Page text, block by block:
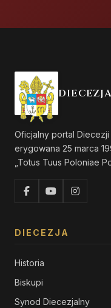
Oficjalny portal Diecezji
erygowana 25 marca
„Totus Tuus Poloniae
DIECEZJA
Historia
Biskupi
Synod Diecezjalny